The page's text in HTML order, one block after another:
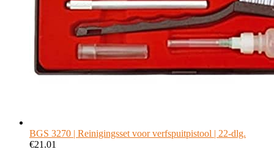
BGS 3270 | Reinigingsset voor verfspuitpistool | 22-dlg.
€21.01